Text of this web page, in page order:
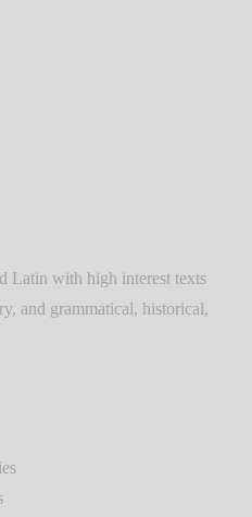
Latin with high interest texts
and grammatical, historical,